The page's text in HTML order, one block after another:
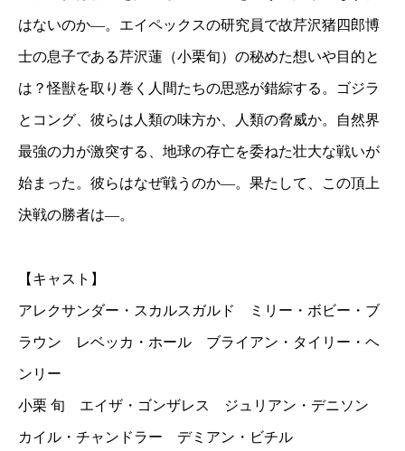
はないのか—。エイペックスの研究員で故芹沢猪四郎博
士の息子である芹沢蓮（小栗旬）の秘めた想いや目的と
は？怪獣を取り巻く人間たちの思惑が錯綜する。ゴジラ
とコング、彼らは人類の味方か、人類の脅威か。自然界
最強の力が激突する、地球の存亡を委ねた壮大な戦いが
始まった。彼らはなぜ戦うのか—。果たして、この頂上
決戦の勝者は—。
【キャスト】
アレクサンダー・スカルスガルド ミリー・ボビー・ブ
ラウン レベッカ・ホール ブライアン・タイリー・ヘ
ンリー
小栗 旬 エイザ・ゴンザレス ジュリアン・デニソン
カイル・チャンドラー デミアン・ビチル